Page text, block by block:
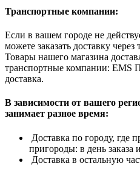
Транспортные компании:
Если в вашем городе не
можете заказать доставку
Товары нашего магазина
транспортные компании: EMS
доставка.
В зависимости от вашего
занимает разное время:
Доставка по городу, где
пригороды: в день
Доставка в остальную